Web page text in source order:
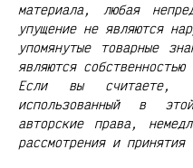
материала, любая
упущение не являются
упомянутые товарные
являются
Если вы считаете,
использованный в
авторские права,
рассмотрения и принятия